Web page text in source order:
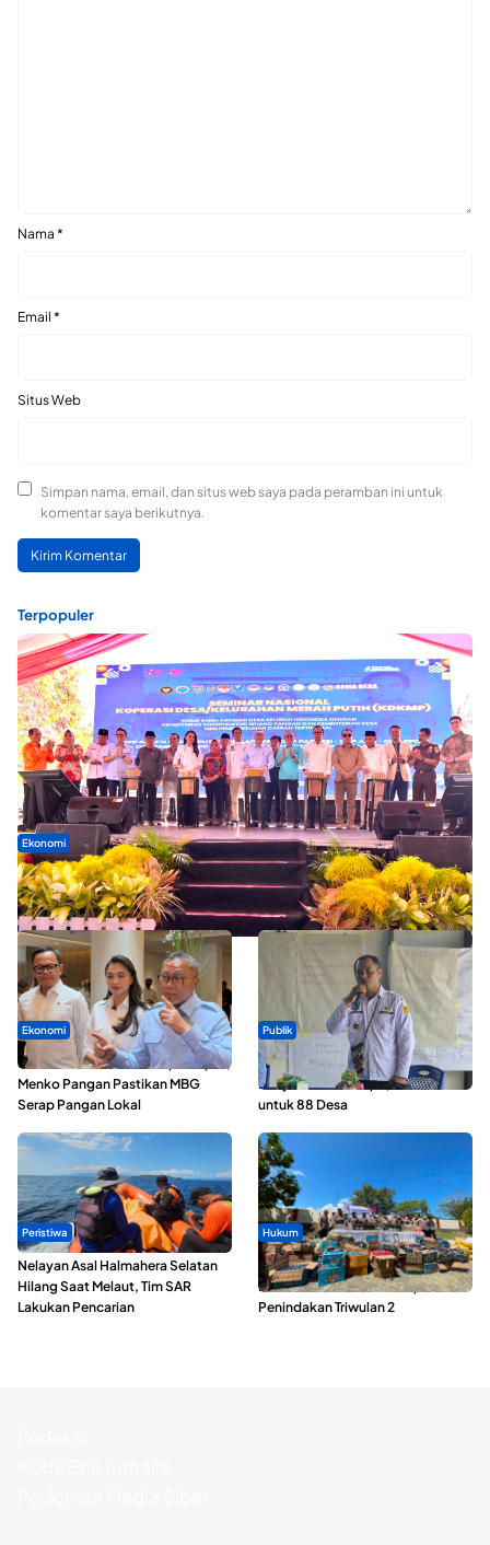
Nama *
Email *
Situs Web
Simpan nama, email, dan situs web saya pada peramban ini untuk
komentar saya berikutnya.
Terpopuler
Ekonomi
Seminar di Ternate, Mendes Perkuat Sinergi Percepatan
Kopdes Merah Putih
Ekonomi
SPPG di Maluku Utara Dipercepat,
Menko Pangan Pastikan MBG
Serap Pangan Lokal
Publik
ABDESI Morotai Apresiasi
Penyaluran ADD Rp3,13 Miliar
untuk 88 Desa
Peristiwa
Nelayan Asal Halmahera Selatan
Hilang Saat Melaut, Tim SAR
Lakukan Pencarian
Hukum
Polda Maluku Utara Musnahkan
Ribuan Liter Miras Hasil Operasi
Penindakan Triwulan 2